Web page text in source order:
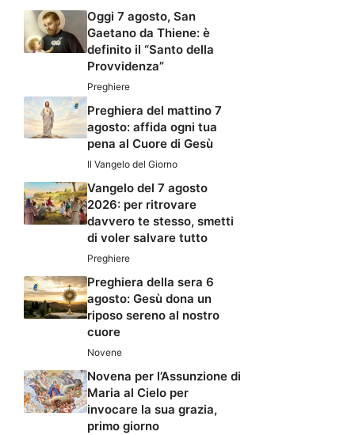
Oggi 7 agosto, San
Gaetano da Thiene: è
definito il “Santo della
Provvidenza”
Preghiere
Preghiera del mattino 7
agosto: affida ogni tua
pena al Cuore di Gesù
Il Vangelo del Giorno
Vangelo del 7 agosto
2026: per ritrovare
davvero te stesso, smetti
di voler salvare tutto
Preghiere
Preghiera della sera 6
agosto: Gesù dona un
riposo sereno al nostro
cuore
Novene
Novena per l’Assunzione di
Maria al Cielo per
invocare la sua grazia,
primo giorno